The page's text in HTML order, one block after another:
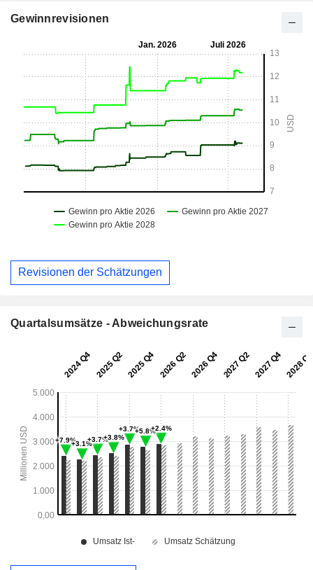
Gewinnrevisionen
Revisionen der Schätzungen
Quartalsumsätze - Abweichungsrate